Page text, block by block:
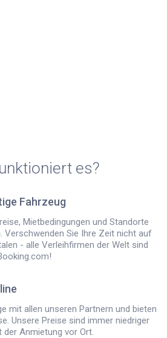
es?
Fahrzeug
Mietbedingungen und Standorte
Verschwenden Sie Ihre Zeit nicht auf
- alle Verleihfirmen der Welt sind
mit allen unseren Partnern und bieten
Unsere Preise sind immer niedriger
Anmietung vor Ort.